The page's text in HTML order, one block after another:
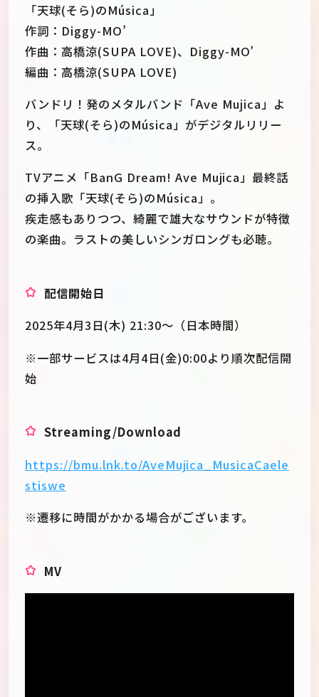
「天球(そら)のMúsica」
作詞：Diggy-MO’
作曲：高橋涼(SUPA LOVE)、Diggy-MO’
編曲：高橋涼(SUPA LOVE)
バンドリ！発のメタルバンド「Ave Mujica」よ
り、「天球(そら)のMúsica」がデジタルリリー
ス。
TVアニメ「BanG Dream! Ave Mujica」最終話
の挿入歌「天球(そら)のMúsica」。
疾走感もありつつ、綺麗で雄大なサウンドが特徴
の楽曲。ラストの美しいシンガロングも必聴。
配信開始日
2025年4月3日(木) 21:30～（日本時間）
※一部サービスは4月4日(金)0:00より順次配信開
始
Streaming/Download
https://bmu.lnk.to/AveMujica_MusicaCaele
stiswe
※遷移に時間がかかる場合がございます。
MV